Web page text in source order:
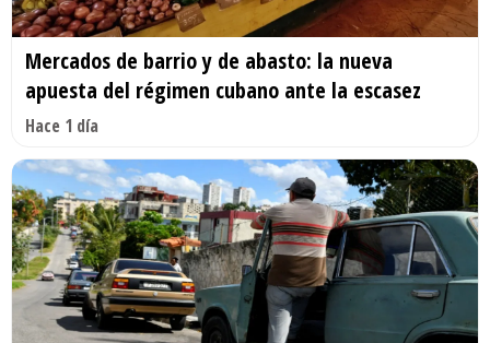
Mercados de barrio y de abasto: la nueva
apuesta del régimen cubano ante la escasez
Hace 1 día